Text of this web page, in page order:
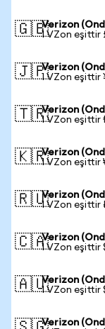
🇬🇧Verizon
1 VZon eşittir
🇯🇵Verizon
1 VZon eşittir
🇹🇷Verizon
1 VZon eşittir
🇰🇷Verizon
1 VZon eşittir
🇷🇺Verizon
1 VZon
🇨🇦Verizon
1 VZon eşittir
🇦🇺Verizon
1 VZon eşittir
Verizon